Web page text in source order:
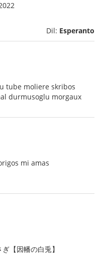
Dil: Esperanto
tube moliere skribos
durmusoglu morgaux
mi amas
【因幡の白兎】